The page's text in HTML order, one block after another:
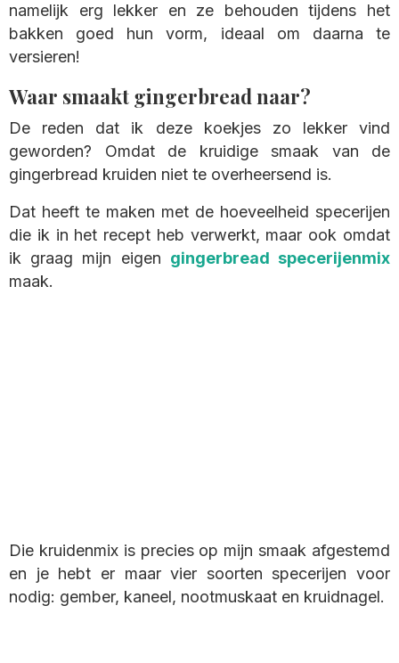
namelijk erg lekker en ze behouden tijdens het
bakken goed hun vorm, ideaal om daarna te
versieren!
Waar smaakt gingerbread naar?
De reden dat ik deze koekjes zo lekker vind
geworden? Omdat de kruidige smaak van de
gingerbread kruiden niet te overheersend is.
Dat heeft te maken met de hoeveelheid specerijen
die ik in het recept heb verwerkt, maar ook omdat
ik graag mijn eigen gingerbread specerijenmix
maak.
Die kruidenmix is precies op mijn smaak afgestemd
en je hebt er maar vier soorten specerijen voor
nodig: gember, kaneel, nootmuskaat en kruidnagel.